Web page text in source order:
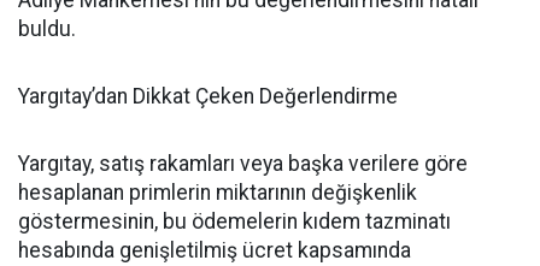
buldu.
Yargıtay’dan Dikkat Çeken Değerlendirme
Yargıtay, satış rakamları veya başka verilere göre
hesaplanan primlerin miktarının değişkenlik
göstermesinin, bu ödemelerin kıdem tazminatı
hesabında genişletilmiş ücret kapsamında